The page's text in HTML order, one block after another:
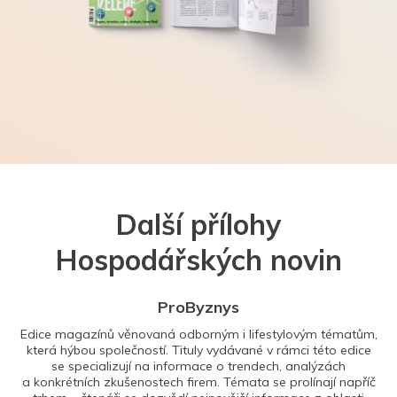
Další přílohy
Hospodářských novin
ProByznys
Edice magazínů věnovaná odborným i lifestylovým tématům,
která hýbou společností. Tituly vydávané v rámci této edice
se specializují na informace o trendech, analýzách
a konkrétních zkušenostech firem. Témata se prolínají napříč